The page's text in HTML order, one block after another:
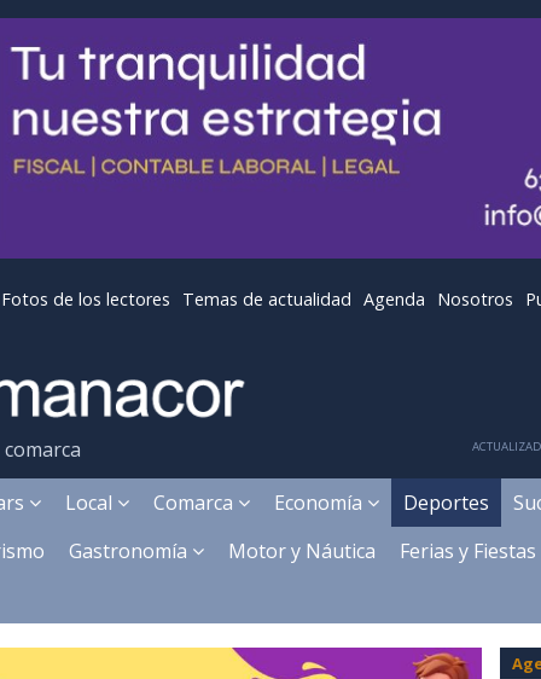
Fotos de los lectores Temas de actualidad Agenda Nosotros
Local Comarca Economía Deportes
Gastronomía Motor y Náutica Ferias y Fiestas